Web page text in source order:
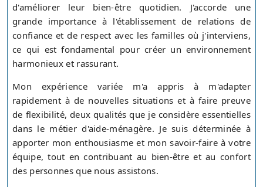
d'améliorer leur bien-être quotidien. J'accorde une
grande importance à l'établissement de relations de
confiance et de respect avec les familles où j'interviens,
ce qui est fondamental pour créer un environnement
harmonieux et rassurant.
Mon expérience variée m'a appris à m'adapter
rapidement à de nouvelles situations et à faire preuve
de flexibilité, deux qualités que je considère essentielles
dans le métier d'aide-ménagère. Je suis déterminée à
apporter mon enthousiasme et mon savoir-faire à votre
équipe, tout en contribuant au bien-être et au confort
des personnes que nous assistons.